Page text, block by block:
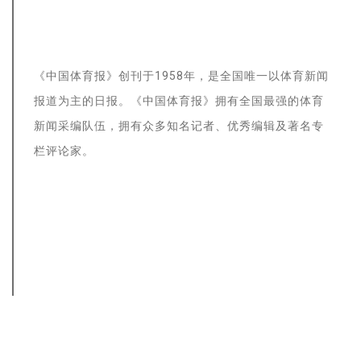
《中国体育报》创刊于1958年，是全国唯一以体育新闻
报道为主的日报。《中国体育报》拥有全国最强的体育
新闻采编队伍，拥有众多知名记者、优秀编辑及著名专
栏评论家。